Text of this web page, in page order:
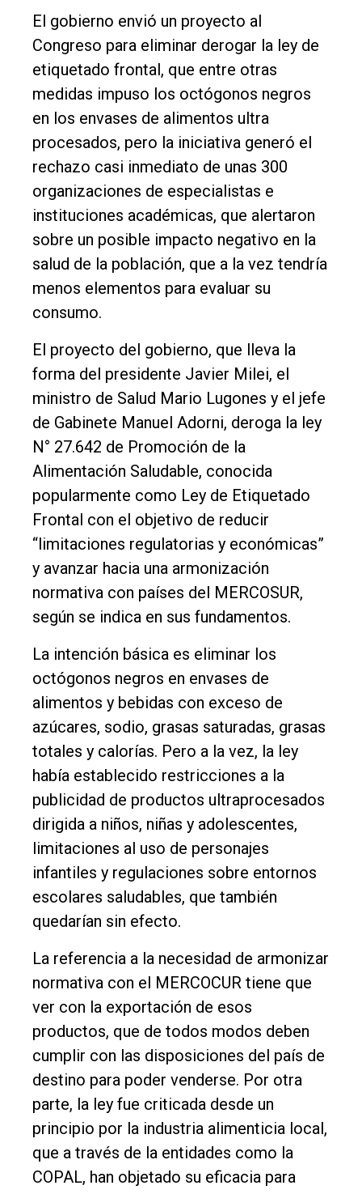
Inicio
Tendencia
Int.
General
Política
Cultura
Entrevistas
Rural
Deportes
Fúnebres
Edición
Empresa
Nosotros
Contacto
El gobierno envió un proyecto al
Congreso para eliminar derogar la ley de
etiquetado frontal, que entre otras
medidas impuso los octógonos negros
en los envases de alimentos ultra
procesados, pero la iniciativa generó el
rechazo casi inmediato de unas 300
organizaciones de especialistas e
instituciones académicas, que alertaron
sobre un posible impacto negativo en la
salud de la población, que a la vez tendría
menos elementos para evaluar su
consumo.
El proyecto del gobierno, que lleva la
forma del presidente Javier Milei, el
ministro de Salud Mario Lugones y el jefe
de Gabinete Manuel Adorni, deroga la ley
N° 27.642 de Promoción de la
Alimentación Saludable, conocida
popularmente como Ley de Etiquetado
Frontal con el objetivo de reducir
“limitaciones regulatorias y económicas”
y avanzar hacia una armonización
normativa con países del MERCOSUR,
según se indica en sus fundamentos.
La intención básica es eliminar los
octógonos negros en envases de
alimentos y bebidas con exceso de
azúcares, sodio, grasas saturadas, grasas
totales y calorías. Pero a la vez, la ley
había establecido restricciones a la
publicidad de productos ultraprocesados
dirigida a niños, niñas y adolescentes,
limitaciones al uso de personajes
infantiles y regulaciones sobre entornos
escolares saludables, que también
quedarían sin efecto.
La referencia a la necesidad de armonizar
normativa con el MERCOCUR tiene que
ver con la exportación de esos
productos, que de todos modos deben
cumplir con las disposiciones del país de
destino para poder venderse. Por otra
parte, la ley fue criticada desde un
principio por la industria alimenticia local,
que a través de la entidades como la
COPAL, han objetado su eficacia para